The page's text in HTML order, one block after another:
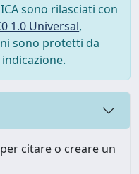
sono rilasciati con
1.0 Universal,
sono protetti da
citare o creare un